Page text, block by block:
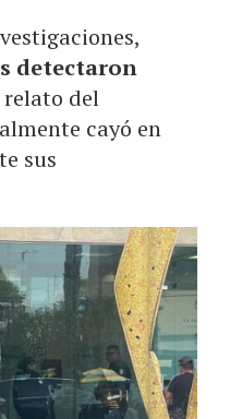
detectaron
relato del
cayó en
sus